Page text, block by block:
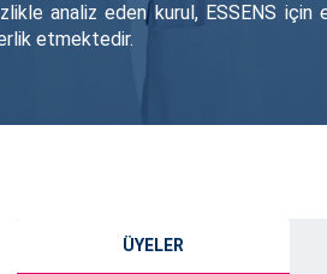
analiz eden kurul, ESSENS
etmektedir.
ÜYELER